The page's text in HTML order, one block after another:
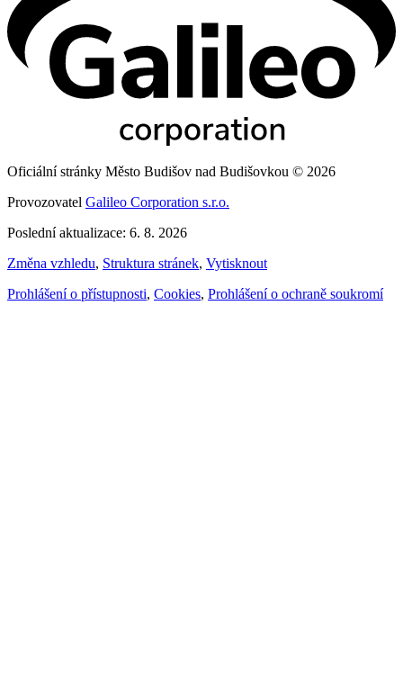
Oficiální stránky Město Budišov nad Budišovkou © 2026
Provozovatel Galileo Corporation s.r.o.
Poslední aktualizace: 6. 8. 2026
Změna vzhledu, Struktura stránek, Vytisknout
Prohlášení o přístupnosti, Cookies, Prohlášení o ochraně soukromí